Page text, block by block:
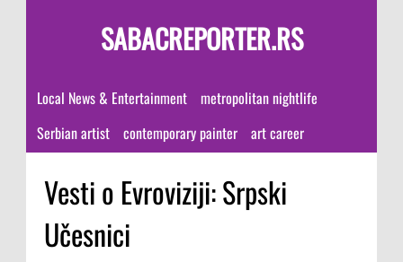
SABACREPORTER.RS
Local News & Entertainment
metropolitan nightlife
Serbian artist
contemporary painter art career
Vesti o Evroviziji: Srpski
Učesnici